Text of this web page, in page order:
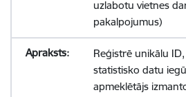
uzlabotu vietnes
pakalpojumus)
Reģistrē unikālu
statistisko datu
apmeklētājs